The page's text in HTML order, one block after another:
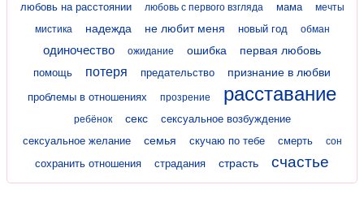
любовь на расстоянии любовь с первого взгляда мама
мечты
мистика
надежда не любит меня новый год обман
одиночество ожидание ошибка первая любовь
помощь потеря предательство признание в любви
проблемы в отношениях прозрение расставание
ребёнок секс
сексуальное возбуждение
сексуальное желание
семья скучаю по тебе смерть сон
сохранить отношения страдания страсть счастье